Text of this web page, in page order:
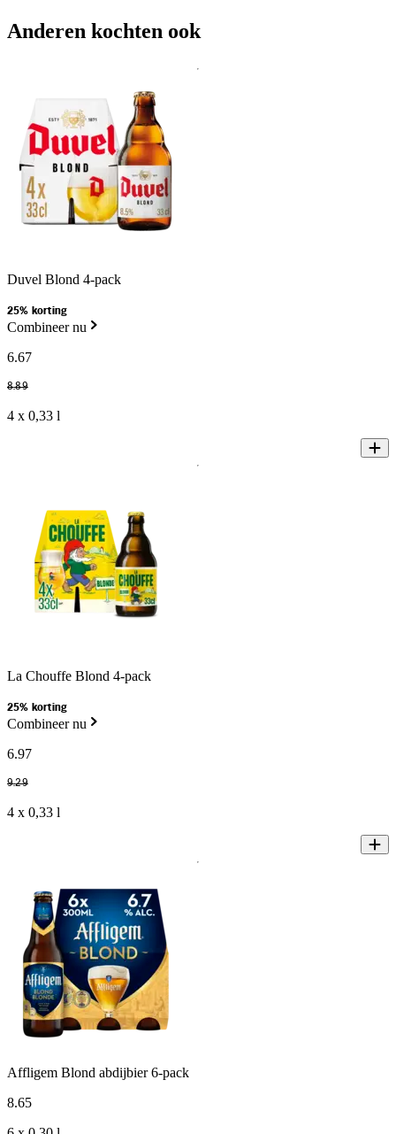
Anderen kochten ook
Duvel Blond 4-pack
25% korting
Combineer nu
6.67
8.89
4 x 0,33 l
La Chouffe Blond 4-pack
25% korting
Combineer nu
6.97
9.29
4 x 0,33 l
Affligem Blond abdijbier 6-pack
8.65